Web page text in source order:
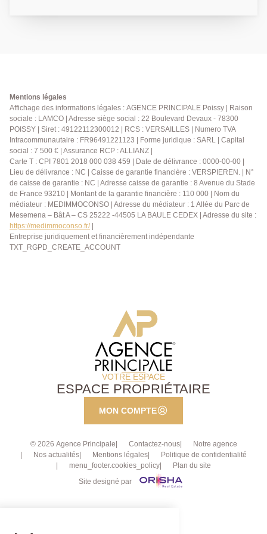
tarder ! AGENCE PRINCIPALE: 01.30.06.69.69
(collaborateur salarié D.H)
Mentions légales
Affichage des informations légales : AGENCE PRINCIPALE Poissy | Raison
sociale : LAMCO | Adresse siège social : 22 Boulevard Devaux - 78300
POISSY | Siret : 49122112300012 | RCS : VERSAILLES | Numero TVA
Intracommunautaire : FR96491221123 | Forme juridique : SARL | Capital
social : 7 500 € | Assurance RCP : ALLIANZ |
Carte T : CPI 7801 2018 000 038 459 | Date de délivrance : 0000-00-00 |
Lieu de délivrance : NC | Caisse de garantie financière : VERSPIEREN. | N°
de caisse de garantie : NC | Adresse caisse de garantie : 8 Avenue du Stade
de France 93210 | Montant de la garantie financière : 110 000 | Nom du
médiateur : MEDIMMOCONSO | Adresse du médiateur : 1 Allée du Parc de
Mesemena – Bât A – CS 25222 -44505 LA BAULE CEDEX | Adresse du site :
https://medimmoconso.fr/|
Entreprise juridiquement et financièrement indépendante
TXT_RGPD_CREATE_ACCOUNT
VOTRE ESPACE
ESPACE PROPRIÉTAIRE
MON COMPTE
© 2026 Agence Principale Contactez-nous
Notre agence
Nos actualités
Mentions légales
Politique de confidentialité
menu_footer.cookies_policy
Plan du site
Site designé par